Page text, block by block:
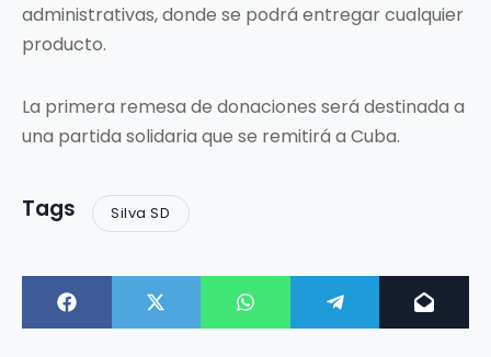
administrativas, donde se podrá entregar cualquier
producto.
La primera remesa de donaciones será destinada a
una partida solidaria que se remitirá a Cuba.
Tags Silva SD